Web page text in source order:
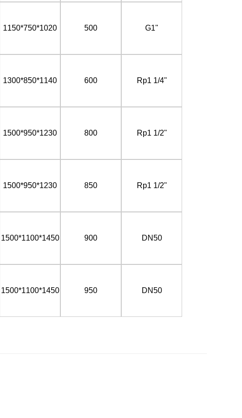
1150*750*1020 500 G1"
1300*850*1140 600 Rp1 1/4"
1500*950*1230 800 Rp1 1/2"
1500*950*1230 850 Rp1 1/2"
1500*1100*1450 900 DN50
1500*1100*1450 950 DN50